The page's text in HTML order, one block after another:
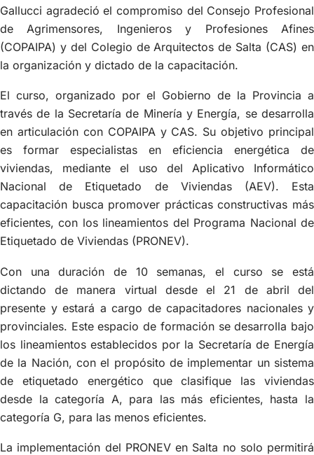
Gallucci agradeció el compromiso del Consejo Profesional
de Agrimensores, Ingenieros y Profesiones Afines
(COPAIPA) y del Colegio de Arquitectos de Salta (CAS) en
la organización y dictado de la capacitación.
El curso, organizado por el Gobierno de la Provincia a
través de la Secretaría de Minería y Energía, se desarrolla
en articulación con COPAIPA y CAS. Su objetivo principal
es formar especialistas en eficiencia energética de
viviendas, mediante el uso del Aplicativo Informático
Nacional de Etiquetado de Viviendas (AEV). Esta
capacitación busca promover prácticas constructivas más
eficientes, con los lineamientos del Programa Nacional de
Etiquetado de Viviendas (PRONEV).
Con una duración de 10 semanas, el curso se está
dictando de manera virtual desde el 21 de abril del
presente y estará a cargo de capacitadores nacionales y
provinciales. Este espacio de formación se desarrolla bajo
los lineamientos establecidos por la Secretaría de Energía
de la Nación, con el propósito de implementar un sistema
de etiquetado energético que clasifique las viviendas
desde la categoría A, para las más eficientes, hasta la
categoría G, para las menos eficientes.
La implementación del PRONEV en Salta no solo permitirá